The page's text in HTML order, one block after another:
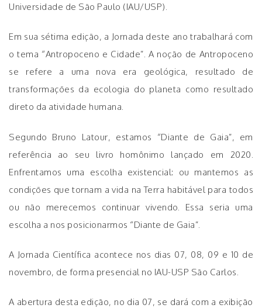
Universidade de São Paulo (IAU/USP).
Em sua sétima edição, a Jornada deste ano trabalhará com
o tema “Antropoceno e Cidade”. A noção de Antropoceno
se refere a uma nova era geológica, resultado de
transformações da ecologia do planeta como resultado
direto da atividade humana.
Segundo Bruno Latour, estamos “Diante de Gaia”, em
referência ao seu livro homônimo lançado em 2020.
Enfrentamos uma escolha existencial: ou mantemos as
condições que tornam a vida na Terra habitável para todos
ou não merecemos continuar vivendo. Essa seria uma
escolha a nos posicionarmos “Diante de Gaia”.
A Jornada Científica acontece nos dias 07, 08, 09 e 10 de
novembro, de forma presencial no IAU-USP São Carlos.
A abertura desta edição, no dia 07, se dará com a exibição